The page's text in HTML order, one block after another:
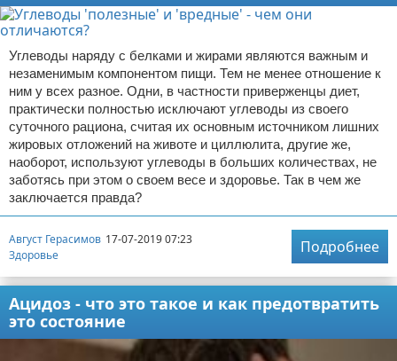
Углеводы наряду с белками и жирами являются важным и
незаменимым компонентом пищи. Тем не менее отношение к
ним у всех разное. Одни, в частности приверженцы диет,
практически полностью исключают углеводы из своего
суточного рациона, считая их основным источником лишних
жировых отложений на животе и циллюлита, другие же,
наоборот, используют углеводы в больших количествах, не
заботясь при этом о своем весе и здоровье. Так в чем же
заключается правда?
Август Герасимов 17-07-2019 07:23
Здоровье
Подробнее
Ацидоз - что это такое и как предотвратить
это состояние